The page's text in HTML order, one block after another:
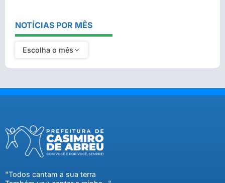
NOTÍCIAS POR MÊS
Escolha o mês
"Todos cantam a sua terra